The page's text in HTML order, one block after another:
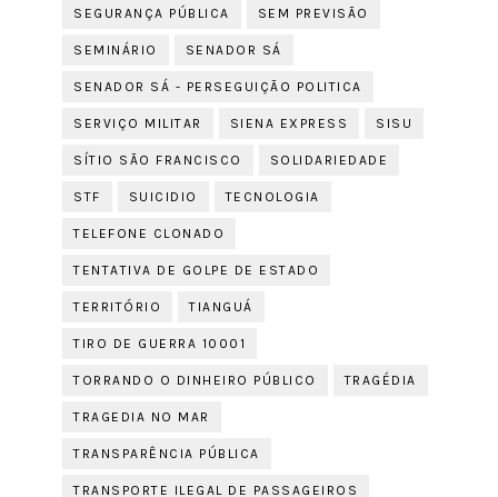
SEGURANÇA PÚBLICA SEM PREVISÃO
SEMINÁRIO SENADOR SÁ
SENADOR SÁ - PERSEGUIÇÃO POLITICA
SERVIÇO MILITAR SIENA EXPRESS SISU
SÍTIO SÃO FRANCISCO SOLIDARIEDADE
STF SUICIDIO TECNOLOGIA
TELEFONE CLONADO
TENTATIVA DE GOLPE DE ESTADO
TERRITÓRIO TIANGUÁ
TIRO DE GUERRA 10001
TORRANDO O DINHEIRO PÚBLICO TRAGÉDIA
TRAGEDIA NO MAR
TRANSPARÊNCIA PÚBLICA
TRANSPORTE ILEGAL DE PASSAGEIROS